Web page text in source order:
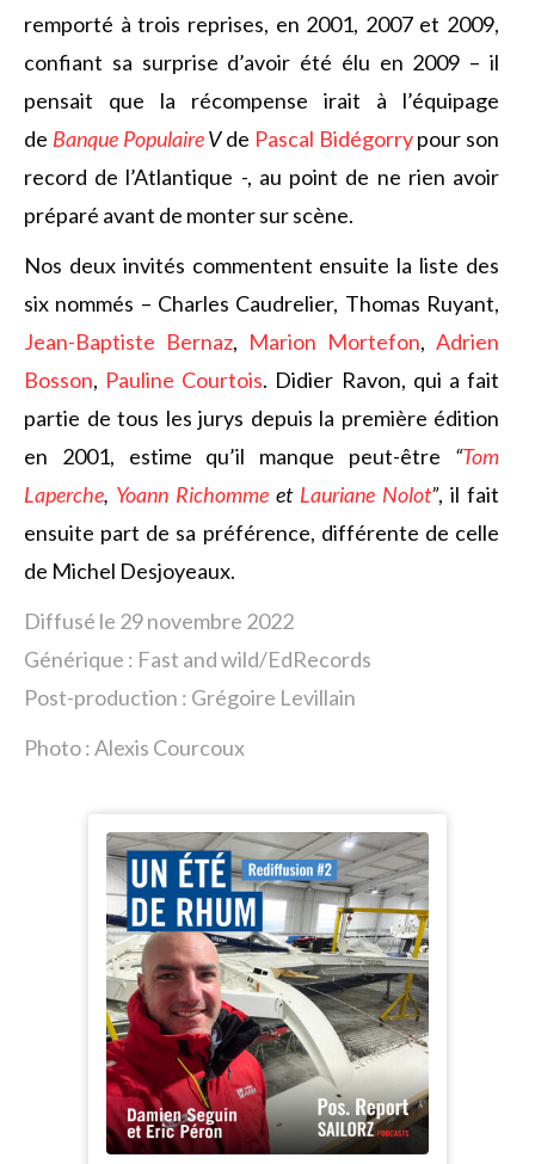
remporté à trois reprises, en 2001, 2007 et 2009,
confiant sa surprise d’avoir été élu en 2009 – il
pensait que la récompense irait à l’équipage
de Banque PopulaireVde Pascal Bidégorrypour son
record de l’Atlantique -, au point de ne rien avoir
préparé avant de monter sur scène.
Nos deux invités commentent ensuite la liste des
six nommés – Charles Caudrelier, Thomas Ruyant,
Jean-Baptiste Bernaz, Marion Mortefon, Adrien
Bosson, Pauline Courtois. Didier Ravon, qui a fait
partie de tous les jurys depuis la première édition
en 2001, estime qu’il manque peut-être “Tom
Laperche, Yoann Richomme et Lauriane Nolot”, il fait
ensuite part de sa préférence, différente de celle
de Michel Desjoyeaux.
Diffusé le 29 novembre 2022
Générique : Fast and wild/EdRecords
Post-production : Grégoire Levillain
Photo : Alexis Courcoux